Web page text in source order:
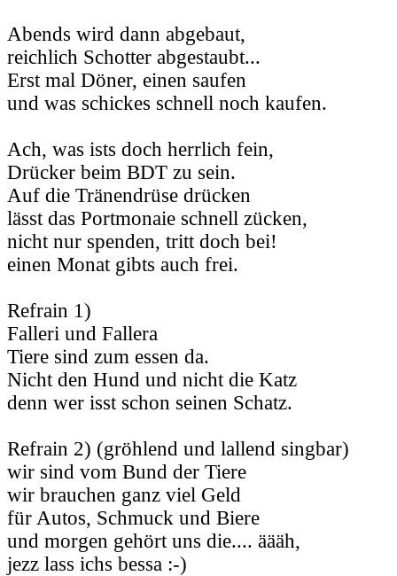
Abends wird dann abgebaut,
reichlich Schotter abgestaubt...
Erst mal Döner, einen saufen
und was schickes schnell noch kaufen.
Ach, was ists doch herrlich fein,
Drücker beim BDT zu sein.
Auf die Tränendrüse drücken
lässt das Portmonaie schnell zücken,
nicht nur spenden, tritt doch bei!
einen Monat gibts auch frei.
Refrain 1)
Falleri und Fallera
Tiere sind zum essen da.
Nicht den Hund und nicht die Katz
denn wer isst schon seinen Schatz.
Refrain 2) (gröhlend und lallend singbar)
wir sind vom Bund der Tiere
wir brauchen ganz viel Geld
für Autos, Schmuck und Biere
und morgen gehört uns die.... äääh,
jezz lass ichs bessa :-)